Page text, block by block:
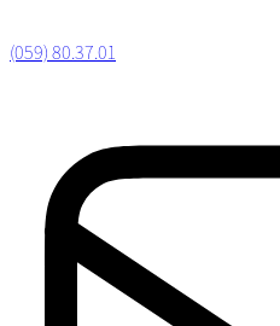
(059) 80.37.01